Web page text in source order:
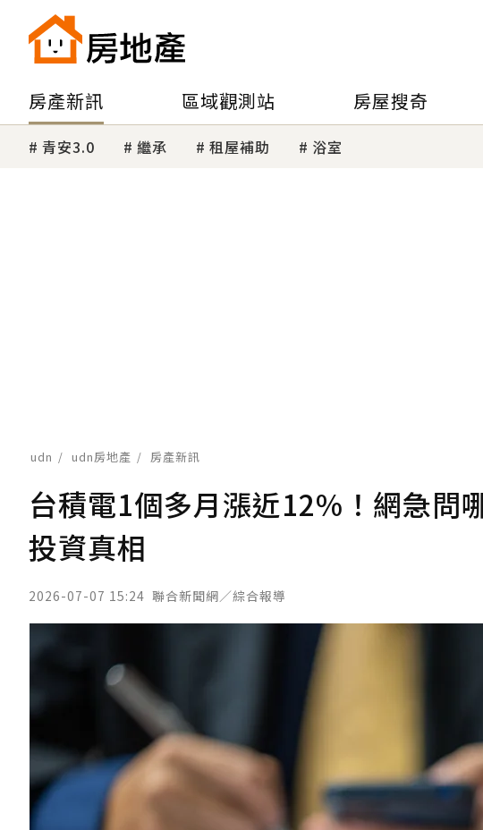
房產新訊 區域觀測站 房屋搜奇
青安3.0 繼承 租屋補助 浴室
udn udn房地產 房產新訊
台積電1個多月漲近12%！網急問
投資真相
2026-07-07 15:24 聯合新聞網／綜合報導